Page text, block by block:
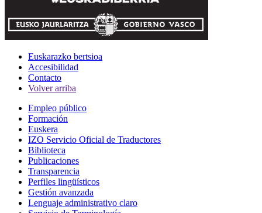
Euskarazko bertsioa
Accesibilidad
Contacto
Volver arriba
Empleo público
Formación
Euskera
IZO Servicio Oficial de Traductores
Biblioteca
Publicaciones
Transparencia
Perfiles lingüísticos
Gestión avanzada
Lenguaje administrativo claro